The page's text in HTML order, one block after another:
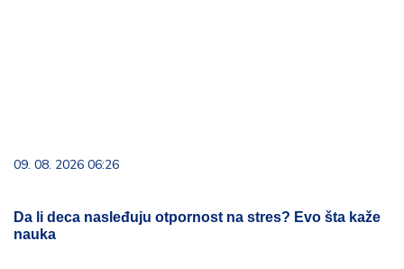
09. 08. 2026 06:26
Da li deca nasleđuju otpornost na stres? Evo šta kaže
nauka